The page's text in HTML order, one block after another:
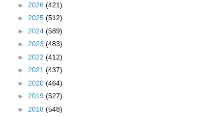
► 2026 (421)
► 2025 (512)
► 2024 (589)
► 2023 (483)
► 2022 (412)
► 2021 (437)
► 2020 (464)
► 2019 (527)
► 2018 (548)